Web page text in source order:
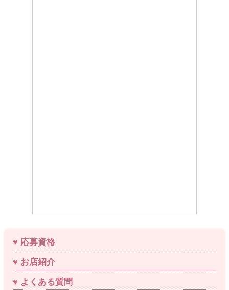
応募資格
お店紹介
よくある質問